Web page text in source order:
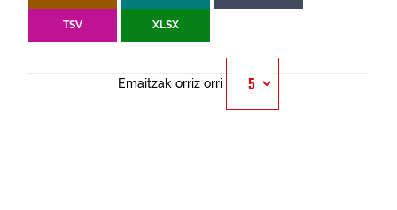
TSV XLSX
Emaitzak orriz orri